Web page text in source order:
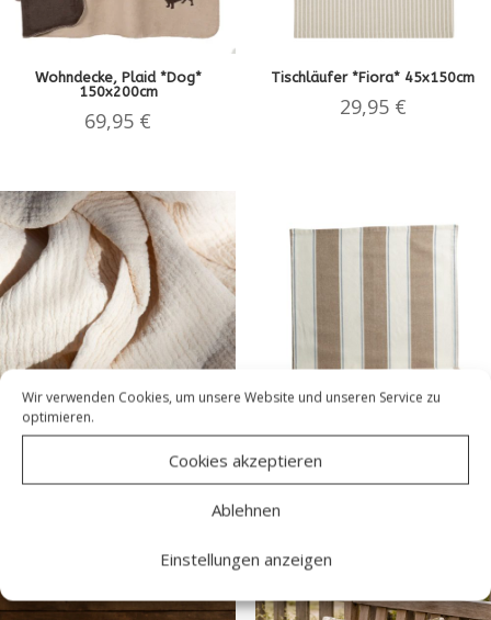
Wir verwenden Cookies, um unsere Website und unseren Service zu
optimieren.
Cookies akzeptieren
Ablehnen
Einstellungen anzeigen
Wohndecke, Plaid *Dog*
150x200cm
69,95 €
Tischläufer *Fiora* 45x150cm
29,95 €
Waffelstruktur Musselin *Cream*
150×300 cm
Baumwolle *Caramel*| 50×160 cm
20,00€